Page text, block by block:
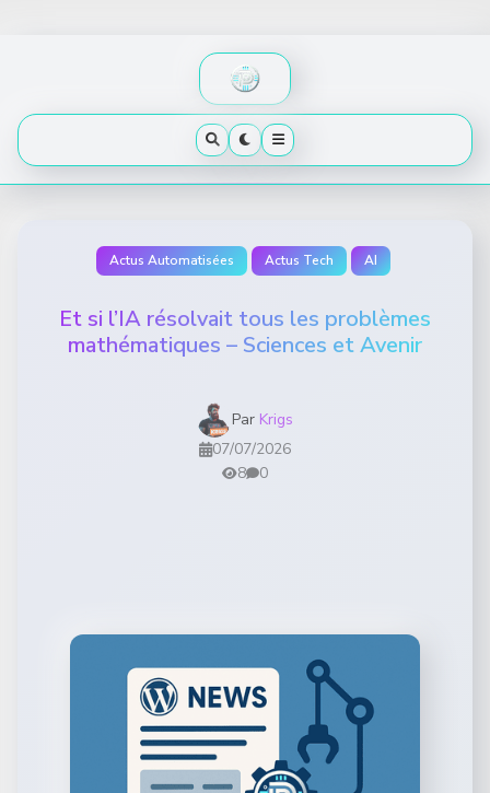
Actus Automatisées Actus Tech AI
Et si l’IA résolvait tous les problèmes
mathématiques – Sciences et Avenir
Par Krigs
07/07/2026
8
0